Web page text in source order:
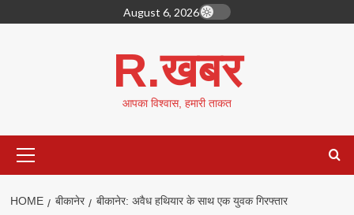
to
August 6, 2026
R.खबर
आपका विश्वास, हमारी ताकत
Menu
HOME बीकानेर बीकानेर: अवैध हथियार के साथ एक युवक गिरफ्तार